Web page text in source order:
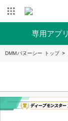
専用アプリ
DMMバヌーシー トップ